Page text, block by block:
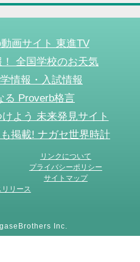
画サイト 東進TV
全国学校のお天気
情報・入試情報
る Proverb格言
よう 未来発見サイト
掲載! ナガセ世界時計
リンクについて
プライバシーポリシー
サイトマップ
リリース
Inc.